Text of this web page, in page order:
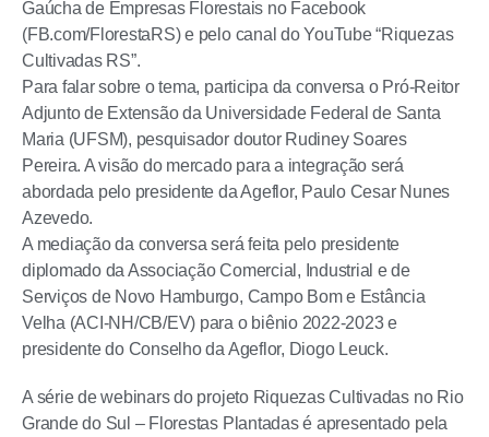
Gaúcha de Empresas Florestais no Facebook
(FB.com/FlorestaRS) e pelo canal do YouTube “Riquezas
Cultivadas RS”.
Para falar sobre o tema, participa da conversa o Pró-Reitor
Adjunto de Extensão da Universidade Federal de Santa
Maria (UFSM), pesquisador doutor Rudiney Soares
Pereira. A visão do mercado para a integração será
abordada pelo presidente da Ageflor, Paulo Cesar Nunes
Azevedo.
A mediação da conversa será feita pelo presidente
diplomado da Associação Comercial, Industrial e de
Serviços de Novo Hamburgo, Campo Bom e Estância
Velha (ACI-NH/CB/EV) para o biênio 2022-2023 e
presidente do Conselho da Ageflor, Diogo Leuck.
A série de webinars do projeto Riquezas Cultivadas no Rio
Grande do Sul – Florestas Plantadas é apresentado pela